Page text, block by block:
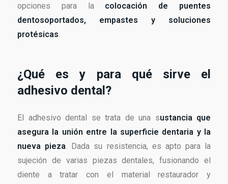
opciones para la colocación de puentes
dentosoportados, empastes y soluciones
protésicas.
¿Qué es y para qué sirve el
adhesivo dental?
El adhesivo dental se trata de una sustancia que
asegura la unión entre la superficie dentaria y la
nueva pieza. Dada su resistencia, es apto para la
sujeción de varias piezas dentales, fusionando el
diente a tratar con el material restaurador y